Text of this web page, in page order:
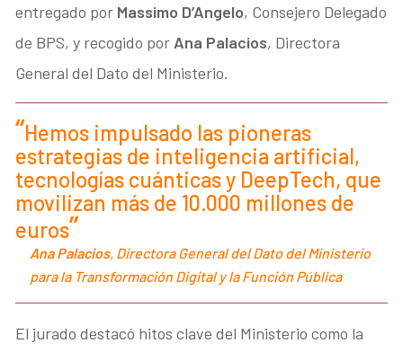
entregado por Massimo D’Angelo, Consejero Delegado
de BPS, y recogido por Ana Palacios, Directora
General del Dato del Ministerio.
Hemos impulsado las pioneras
estrategias de inteligencia artificial,
tecnologías cuánticas y DeepTech, que
movilizan más de 10.000 millones de
euros
Ana Palacios, Directora General del Dato del Ministerio
para la Transformación Digital y la Función Pública
El jurado destacó hitos clave del Ministerio como la